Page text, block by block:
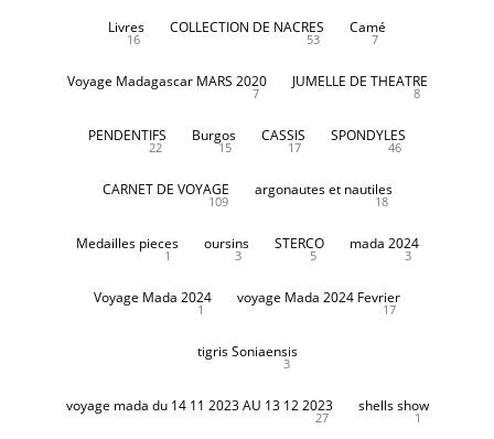
Livres
16
COLLECTION DE NACRES
53
Camé
7
Voyage Madagascar MARS 2020
7
JUMELLE DE THEATRE
8
PENDENTIFS
22
Burgos
15
CASSIS
17
SPONDYLES
46
CARNET DE VOYAGE
109
argonautes et nautiles
18
Medailles pieces
1
oursins
3
STERCO
5
mada 2024
3
Voyage Mada 2024
1
voyage Mada 2024 Fevrier
17
tigris Soniaensis
3
voyage mada du 14 11 2023 AU 13 12 2023
27
shells show
1